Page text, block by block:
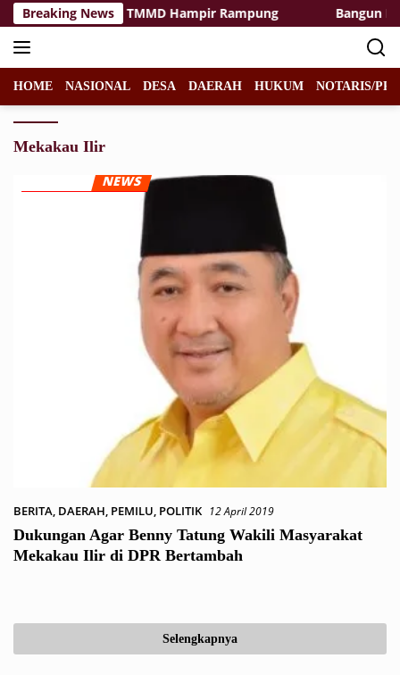
Langsung
ke
konten
Breaking News
Rest Area TMMD Hampir Rampung Bangun
HOME NASIONAL DESA DAERAH HUKUM NOTARIS/
Mekakau Ilir
BERITA, DAERAH, PEMILU, POLITIK 12 April 2019
Dukungan Agar Benny Tatung Wakili Masyarakat
Mekakau Ilir di DPR Bertambah
Selengkapnya